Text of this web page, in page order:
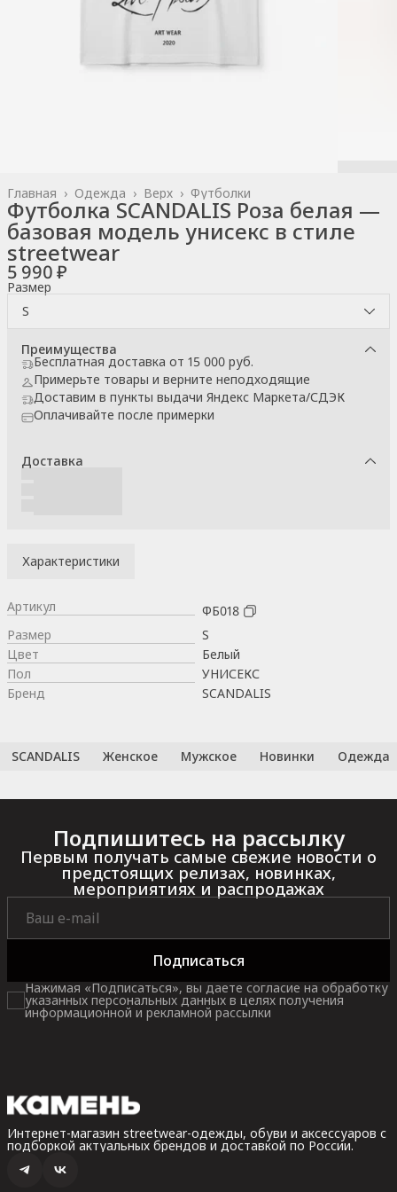
Футболки
Верх ›
Одежда ›
Главная ›
Футболка SCANDALIS Роза белая —
базовая модель унисекс в стиле
streetwear
5 990 ₽
Размер
S
Преимущества
Бесплатная доставка от 15 000 руб.
Примерьте товары и верните неподходящие
Доставим в пункты выдачи Яндекс Маркета/СДЭК
Оплачивайте после примерки
Доставка
Характеристики
Артикул
ФБ018
Размер
S
Цвет
Белый
Пол
УНИСЕКС
Бренд
SCANDALIS
SCANDALIS Женское Мужское Новинки Одежда
Подпишитесь на рассылку
Первым получать самые свежие новости о
предстоящих релизах, новинках,
мероприятиях и распродажах
Подписаться
Нажимая «Подписаться», вы даете согласие на обработку
указанных персональных данных в целях получения
информационной и рекламной рассылки
Интернет-магазин streetwear-одежды, обуви и аксессуаров с
подборкой актуальных брендов и доставкой по России.